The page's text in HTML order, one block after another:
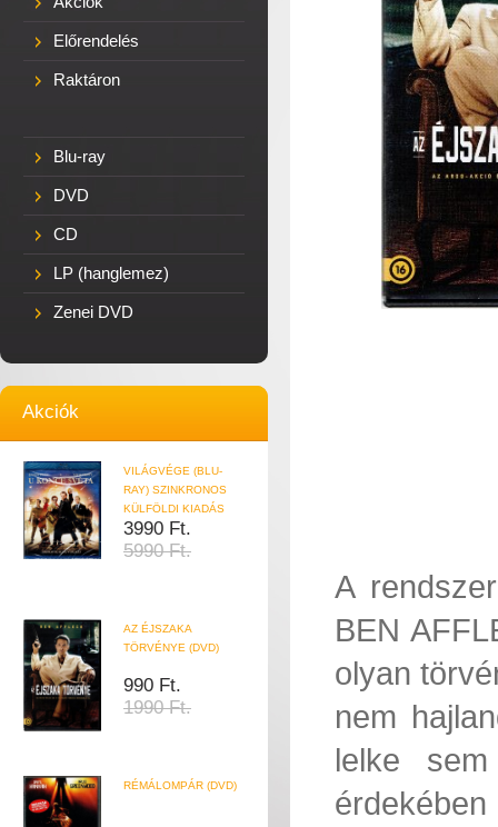
Előrendelés
Raktáron
Blu-ray
DVD
CD
LP (hanglemez)
Zenei DVD
Akciók
VILÁGVÉGE (BLU-
RAY) SZINKRONOS
KÜLFÖLDI KIADÁS
3990 Ft.
5990 Ft.
AZ ÉJSZAKA
TÖRVÉNYE (DVD)
990 Ft.
1990 Ft.
RÉMÁLOMPÁR (DVD)
A
BEN
olyan
nem
lelke